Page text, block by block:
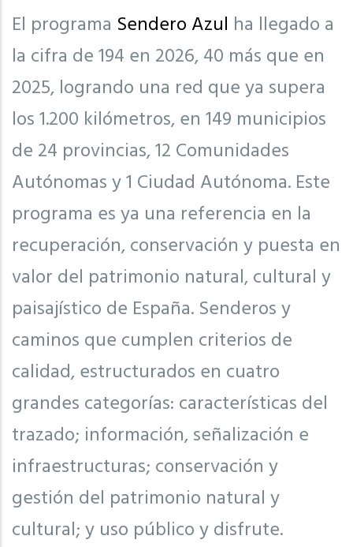
El programa Sendero Azul ha llegado a
la cifra de 194 en 2026, 40 más que en
2025, logrando una red que ya supera
los 1.200 kilómetros, en 149 municipios
de 24 provincias, 12 Comunidades
Autónomas y 1 Ciudad Autónoma. Este
programa es ya una referencia en la
recuperación, conservación y puesta en
valor del patrimonio natural, cultural y
paisajístico de España. Senderos y
caminos que cumplen criterios de
calidad, estructurados en cuatro
grandes categorías: características del
trazado; información, señalización e
infraestructuras; conservación y
gestión del patrimonio natural y
cultural; y uso público y disfrute.